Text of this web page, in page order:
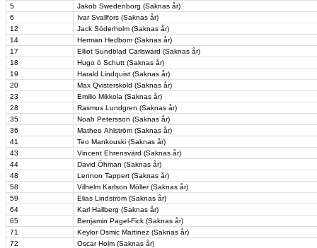
5
Jakob Swedenborg (Saknas år)
6
Ivar Svallfors (Saknas år)
12
Jack Söderholm (Saknas år)
14
Herman Hedbom (Saknas år)
17
Elliot Sundblad Carlswärd (Saknas år)
18
Hugo ö Schutt (Saknas år)
19
Harald Lindquist (Saknas år)
20
Max Qvistersköld (Saknas år)
23
Emilio Mikkola (Saknas år)
28
Rasmus Lundgren (Saknas år)
35
Noah Petersson (Saknas år)
36
Matheo Ahlström (Saknas år)
41
Teo Mankouski (Saknas år)
43
Vincent Ehrensvärd (Saknas år)
44
David Öhman (Saknas år)
48
Lennon Tappert (Saknas år)
58
Vilhelm Karlson Möller (Saknas år)
59
Elias Lindström (Saknas år)
64
Karl Hallberg (Saknas år)
65
Benjamin Pagel-Fick (Saknas år)
71
Keylor Osmic Martinez (Saknas år)
72
Oscar Holm (Saknas år)